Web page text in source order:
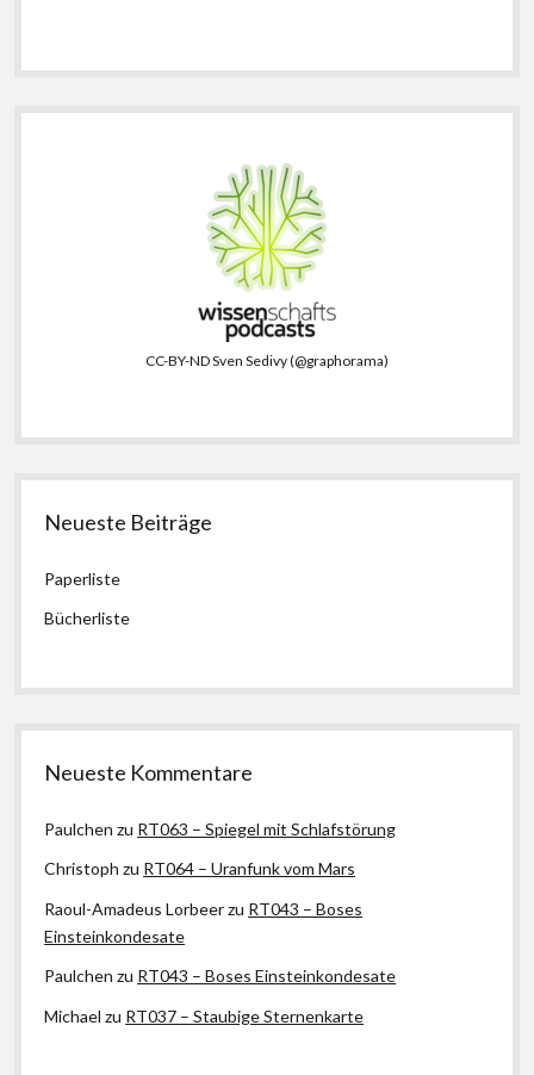
CC-BY-ND Sven Sedivy (@graphorama)
Neueste Beiträge
Paperliste
Bücherliste
Neueste Kommentare
Paulchen zu RT063 – Spiegel mit Schlafstörung
Christoph zu RT064 – Uranfunk vom Mars
Raoul-Amadeus Lorbeerzu RT043 – Boses
Einsteinkondesate
Paulchen zu RT043 – Boses Einsteinkondesate
Michael zu RT037 – Staubige Sternenkarte